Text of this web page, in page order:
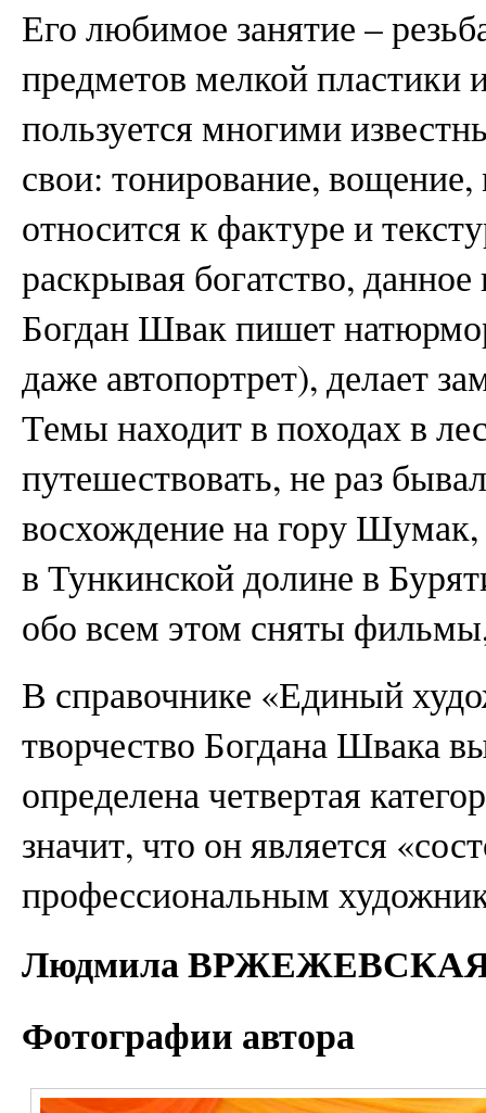
Его любимое занятие –
предметов мелкой пластики
пользуется многими
свои: тонирование,
относится к фактуре и
раскрывая богатство,
Богдан Швак пишет
даже автопортрет), делает
Темы находит в походах в
путешествовать, не раз
восхождение на гору
в Тункинской долине в
обо всем этом сняты
В справочнике «Единый
творчество Богдана Швака
определена четвертая
значит, что он является
профессиональным
Людмила
Фотографии автора